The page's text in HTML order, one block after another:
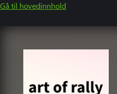
Gå til hovedinnhold